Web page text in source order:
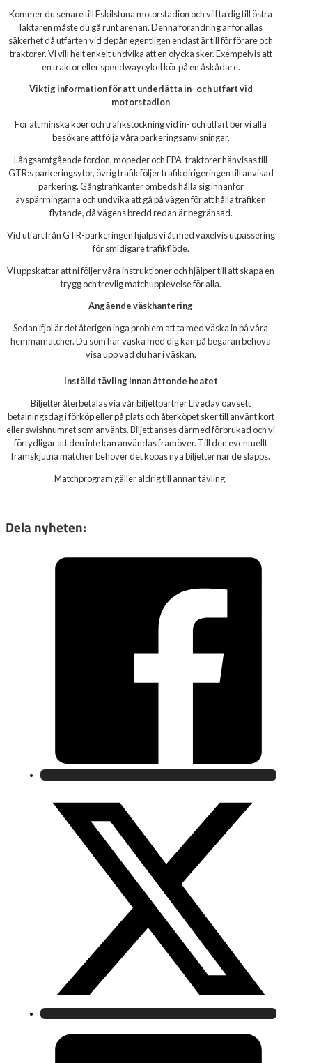
Kommer du senare till Eskilstuna motorstadion och vill ta dig till östra
läktaren måste du gå runt arenan. Denna förändring är för allas
säkerhet då utfarten vid depån egentligen endast är till för förare och
traktorer. Vi vill helt enkelt undvika att en olycka sker. Exempelvis att
en traktor eller speedwaycykel kör på en åskådare.
Viktig information för att underlätta in- och utfart vid
motorstadion
För att minska köer och trafikstockning vid in- och utfart ber vi alla
besökare att följa våra parkeringsanvisningar.
Långsamtgående fordon, mopeder och EPA-traktorer hänvisas till
GTR:s parkeringsytor, övrig trafik följer trafikdirigeringen till anvisad
parkering. Gångtrafikanter ombeds hålla sig innanför
avspärrningarna och undvika att gå på vägen för att hålla trafiken
flytande, då vägens bredd redan är begränsad.
Vid utfart från GTR-parkeringen hjälps vi åt med växelvis utpassering
för smidigare trafikflöde.
Vi uppskattar att ni följer våra instruktioner och hjälper till att skapa en
trygg och trevlig matchupplevelse för alla.
Angående väskhantering
Sedan ifjol är det återigen inga problem att ta med väska in på våra
hemmamatcher. Du som har väska med dig kan på begäran behöva
visa upp vad du har i väskan.
Inställd tävling innan åttonde heatet
Biljetter återbetalas via vår biljettpartner Liveday oavsett
betalningsdag i förköp eller på plats och återköpet sker till använt kort
eller swishnumret som använts. Biljett anses därmed förbrukad och vi
förtydligar att den inte kan användas framöver. Till den eventuellt
framskjutna matchen behöver det köpas nya biljetter när de släpps.
Matchprogram gäller aldrig till annan tävling.
Dela nyheten: